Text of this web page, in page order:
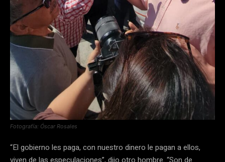
Fotografía: Óscar Rosales
“El gobierno les paga, con nuestro dinero le pagan a ellos,